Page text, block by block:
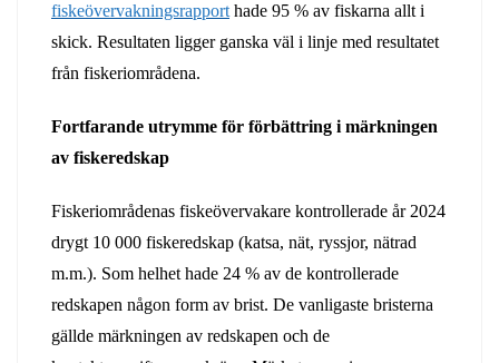
fiskeövervakningsrapport hade 95 % av fiskarna allt i
skick. Resultaten ligger ganska väl i linje med resultatet
från fiskeriområdena.
Fortfarande utrymme för förbättring i märkningen
av fiskeredskap
Fiskeriområdenas fiskeövervakare kontrollerade år 2024
drygt 10 000 fiskeredskap (katsa, nät, ryssjor, nätrad
m.m.). Som helhet hade 24 % av de kontrollerade
redskapen någon form av brist. De vanligaste bristerna
gällde märkningen av redskapen och de